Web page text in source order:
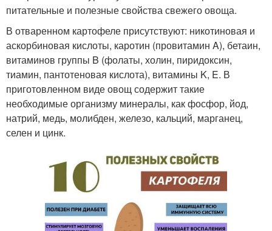
питательные и полезные свойства свежего овоща.
В отваренном картофеле присутствуют: никотиновая и
аскорбиновая кислоты, каротин (провитамин A), бетаин,
витаминов группы B (фолаты, холин, пиридоксин,
тиамин, пантотеновая кислота), витамины K, E. В
приготовленном виде овощ содержит такие
необходимые организму минералы, как фосфор, йод,
натрий, медь, молибден, железо, кальций, марганец,
селен и цинк.